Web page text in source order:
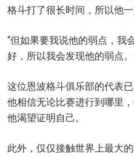
格斗打了很长时间，所以他
“但如果要我说他的弱点，我
好，所以我会发现他的弱点。
这位恩波格斗俱乐部的代表
他相信无论比赛进行到哪里
他渴望证明自己。
此外，仅仅接触世界上最大